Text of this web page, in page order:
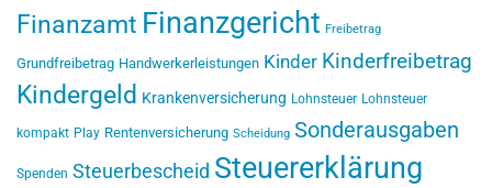
Finanzamt Finanzgericht Freibetrag
Grundfreibetrag Handwerkerleistungen Kinder Kinderfreibetrag
Kindergeld Krankenversicherung Lohnsteuer Lohnsteuer
kompakt Play Rentenversicherung Scheidung Sonderausgaben
Spenden Steuerbescheid Steuererklärung